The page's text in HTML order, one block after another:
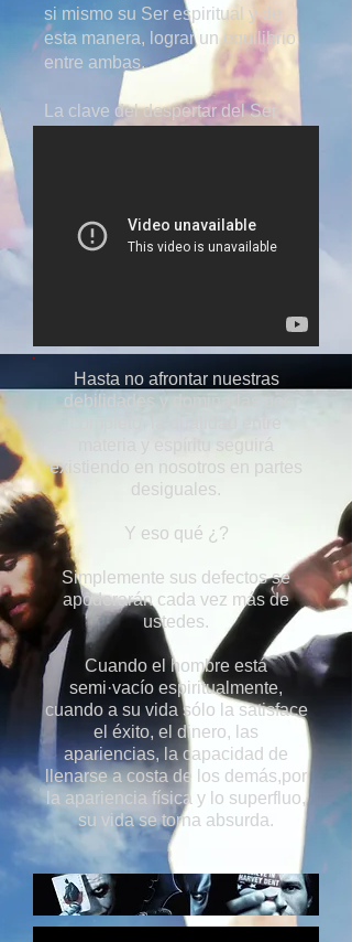
si mismo su Ser espiritual y de
esta manera, lograr un equilibrio
entre ambas.
La clave del despertar del Ser
Hasta no afrontar nuestras
debilidades y dominarlas por
existiendo en nosotros en partes
desiguales.
Y eso qué ¿?
Simplemente sus defectos se
apoderarán cada vez más de
ustedes.
Cuando el hombre está
semi·vacío espiritualmente,
cuando a su vida sólo la satisface
el éxito, el dinero, las
apariencias, la capacidad de
llenarse a costa de los demás,por
la apariencia física y lo superfluo,
su vida se torna absurda.